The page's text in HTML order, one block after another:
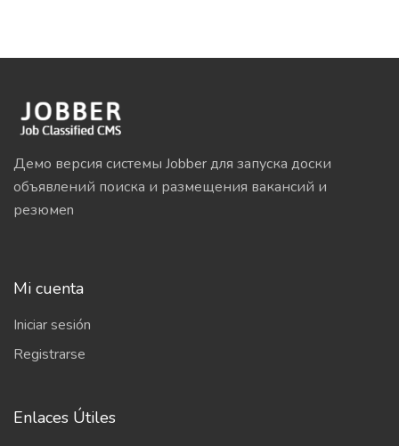
Демо версия системы Jobber для запуска доски
объявлений поиска и размещения вакансий и
резюмеn
Mi cuenta
Iniciar sesión
Registrarse
Enlaces Útiles